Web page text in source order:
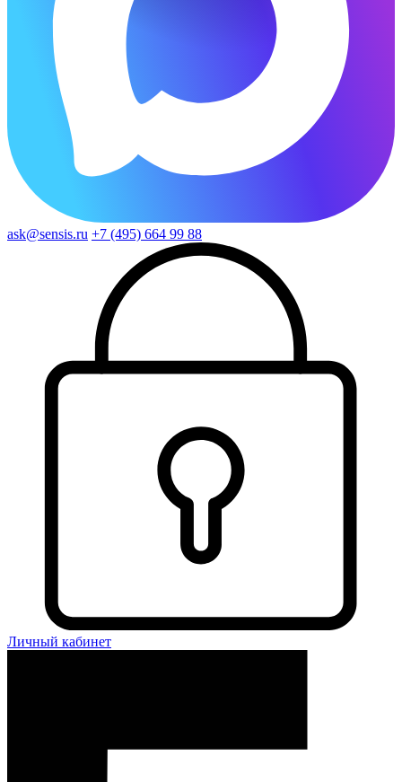
ask@sensis.ru +7 (495) 664 99 88
Личный кабинет